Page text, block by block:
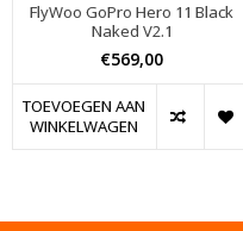
FlyWoo GoPro Hero 11 Black
Naked V2.1
€569,00
TOEVOEGEN AAN
WINKELWAGEN